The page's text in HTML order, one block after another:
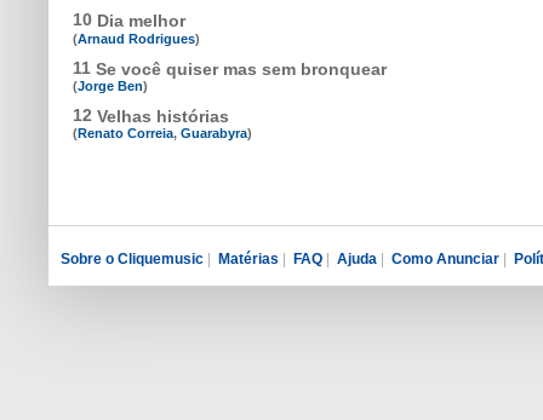
10 Dia melhor
(Arnaud Rodrigues)
11 Se você quiser mas sem bronquear
(Jorge Ben)
12 Velhas histórias
(Renato Correia, Guarabyra)
Sobre o Cliquemusic Matérias FAQ Ajuda Como Anunciar